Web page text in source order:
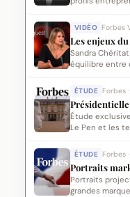
VIDÉO Forbes
Les enjeux
Sandra
équilibre entre
main.
ÉTUDE Forbes
Étude
Le Pen et les
ÉTUDE Forbes
Portraits
Portraits
grandes